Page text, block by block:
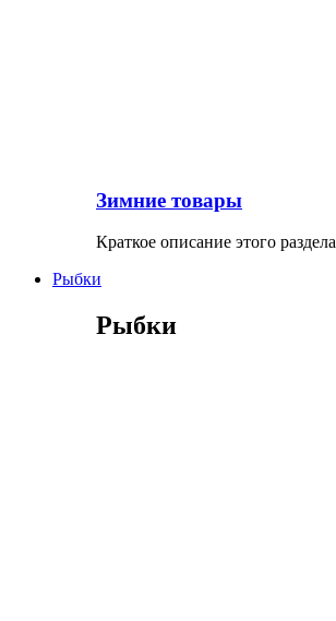
Зимние товары
Краткое описание этого раздела
Рыбки
Рыбки